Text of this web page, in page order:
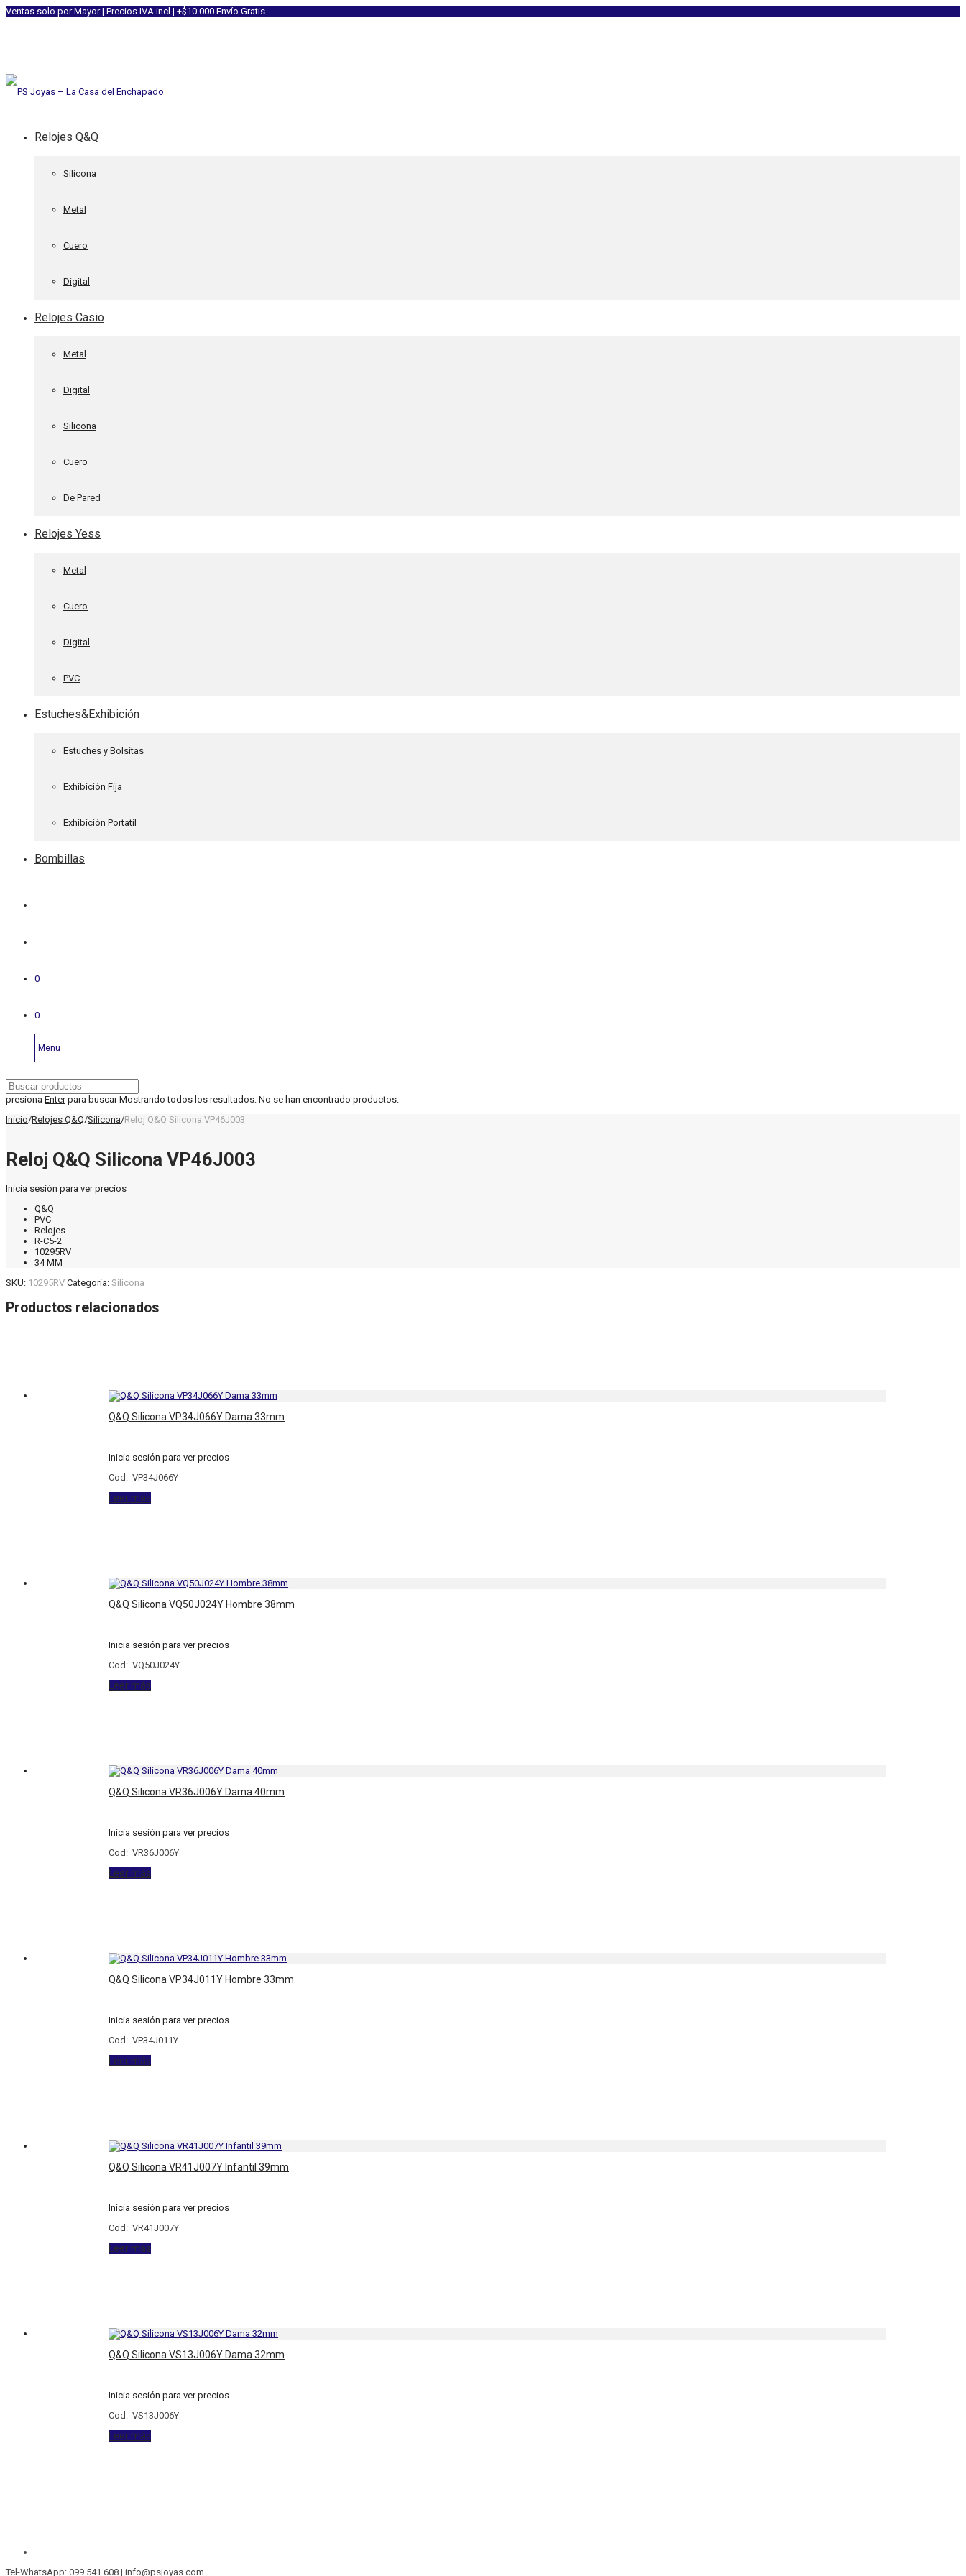
Ventas solo por Mayor | Precios IVA incl | +$10.000 Envío Gratis
Relojes Q&Q
Silicona
Metal
Cuero
Digital
Relojes Casio
Metal
Digital
Silicona
Cuero
De Pared
Relojes Yess
Metal
Cuero
Digital
PVC
Estuches&Exhibición
Estuches y Bolsitas
Exhibición Fija
Exhibición Portatil
Bombillas
0
0
Menu
presiona Enterpara buscar Mostrando todos los resultados: No se han encontrado productos.
Inicio/Relojes Q&Q/Silicona/Reloj Q&Q Silicona VP46J003
Reloj Q&Q Silicona VP46J003
Inicia sesión para ver precios
Q&Q
PVC
Relojes
R-C5-2
10295RV
34 MM
SKU: 10295RV Categoría: Silicona
Productos relacionados
Q&Q Silicona VP34J066Y Dama 33mm
Inicia sesión para ver precios
Cod: VP34J066Y
Leer más
Q&Q Silicona VQ50J024Y Hombre 38mm
Inicia sesión para ver precios
Cod: VQ50J024Y
Leer más
Q&Q Silicona VR36J006Y Dama 40mm
Inicia sesión para ver precios
Cod: VR36J006Y
Leer más
Q&Q Silicona VP34J011Y Hombre 33mm
Inicia sesión para ver precios
Cod: VP34J011Y
Leer más
Q&Q Silicona VR41J007Y Infantil 39mm
Inicia sesión para ver precios
Cod: VR41J007Y
Leer más
Q&Q Silicona VS13J006Y Dama 32mm
Inicia sesión para ver precios
Cod: VS13J006Y
Leer más
Tel-WhatsApp: 099 541 608 | info@psjoyas.com